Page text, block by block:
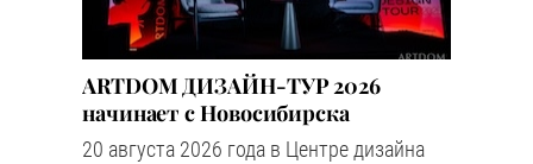
ARTDOM ДИЗАЙН-ТУР 2026
начинает с Новосибирска
20 августа 2026 года в Центре дизайна